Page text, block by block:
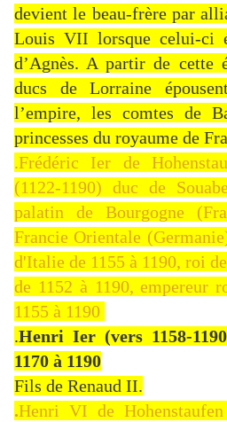
devient le beau-frère par
Louis VII lorsque celui-ci
d’Agnès. A partir de cette
ducs de Lorraine
l’empire, les comtes de
princesses du royaume de
.Frédéric Ier de
(1122-1190) duc de
palatin de Bourgogne
Francie Orientale
d'Italie de 1155 à 1190, roi
de 1152 à 1190, empereur
1155 à 1190
.Henri Ier (vers 1158-
1170 à 1190
Fils de Renaud II.
.Henri VI de